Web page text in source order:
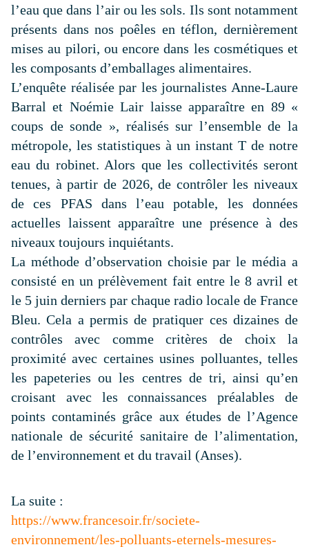
l’eau que dans l’air ou les sols. Ils sont notamment
présents dans nos poêles en téflon, dernièrement
mises au pilori, ou encore dans les cosmétiques et
les composants d’emballages alimentaires.
L’enquête réalisée par les journalistes Anne-Laure
Barral et Noémie Lair laisse apparaître en 89 «
coups de sonde », réalisés sur l’ensemble de la
métropole, les statistiques à un instant T de notre
eau du robinet. Alors que les collectivités seront
tenues, à partir de 2026, de contrôler les niveaux
de ces PFAS dans l’eau potable, les données
actuelles laissent apparaître une présence à des
niveaux toujours inquiétants.
La méthode d’observation choisie par le média a
consisté en un prélèvement fait entre le 8 avril et
le 5 juin derniers par chaque radio locale de France
Bleu. Cela a permis de pratiquer ces dizaines de
contrôles avec comme critères de choix la
proximité avec certaines usines polluantes, telles
les papeteries ou les centres de tri, ainsi qu’en
croisant avec les connaissances préalables de
points contaminés grâce aux études de l’Agence
nationale de sécurité sanitaire de l’alimentation,
de l’environnement et du travail (Anses).
La suite :
https://www.francesoir.fr/societe-
environnement/les-polluants-eternels-mesures-